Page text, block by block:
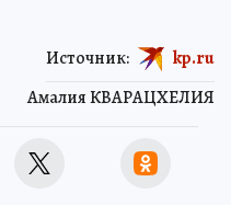
Амалия КВАРАЦХЕЛИЯ
Источник: kp.ru